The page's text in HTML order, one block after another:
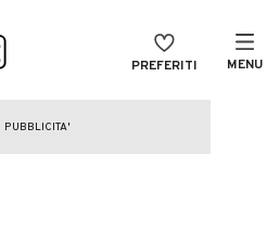
PREFERITI MENU